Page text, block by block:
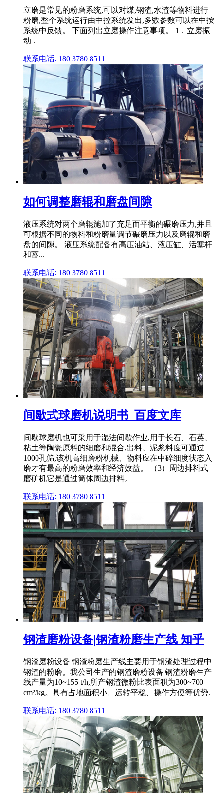
立磨是常见的粉磨系统,可以对煤,钢渣,水渣等物料进行
粉磨,整个系统运行由中控系统发出,多数参数可以在中按
系统中反馈。 下面列出立磨操作注意事项。 1．立磨振
动 .
联系电话: 180 3780 8511
如何调整磨辊和磨盘间隙
液压系统对两个磨辊施加了充足而平衡的碾磨压力,并且
可根据不同的物料和粉磨量调节碾磨压力以及磨辊和磨
盘的间隙。 液压系统配备有高压油站、液压缸、活塞杆
和蓄...
联系电话: 180 3780 8511
间歇式球磨机说明书_百度文库
间歇球磨机也可采用于湿法间歇作业,用于长石、石英、
粘土等陶瓷原料的细磨和混合,出料、泥浆料度可通过
1000孔筛,该机高细磨粉机械、物料应在中碎细度状态入
磨才有最高的粉磨效率和经济效益。 （3）周边排料式
磨矿机它是通过筒体周边排料。
联系电话: 180 3780 8511
钢渣磨粉设备|钢渣粉磨生产线 知乎
钢渣磨粉设备|钢渣粉磨生产线主要用于钢渣处理过程中
钢渣的粉磨。我公司生产的钢渣磨粉设备|钢渣粉磨生产
线产量为10~155 t/h,所产钢渣微粉比表面积为300~700
cm²/kg。具有占地面积小、运转平稳、操作方便等优势.
联系电话: 180 3780 8511